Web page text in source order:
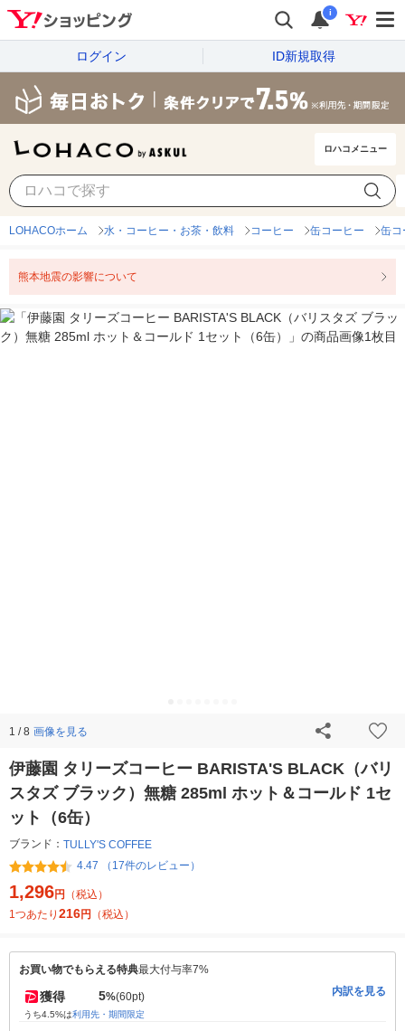
i
ログイン ID新規取得
ロハコメニュー
LOHACOホーム 水・コーヒー・お茶・飲料 コーヒー 缶コーヒー 缶コ
熊本地震の影響について
1 / 8 画像を見る
伊藤園 タリーズコーヒー BARISTA'S BLACK（バリ
スタズ ブラック）無糖 285ml ホット＆コールド 1セ
ット（6缶）
ブランド： TULLY'S COFFEE
4.47 （17件のレビュー）
1,296円
（税込）
1つあたり 216円 （税込）
お買い物でもらえる特典最大付与率7%
獲得 5%(60pt)
うち4.5%は利用先・期間限定
内訳を見る